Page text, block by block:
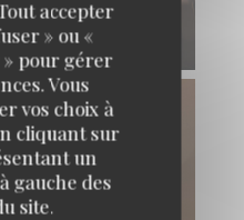
accepter
» ou «
pour gérer
Vous
vos choix à
cliquant sur
un
gauche des
site.